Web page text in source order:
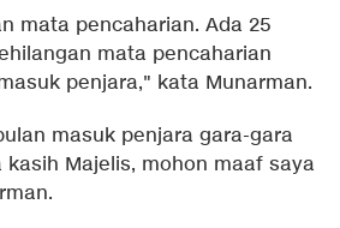
mata pencaharian. Ada 25
mata pencaharian
penjara," kata Munarman.
masuk penjara gara-gara
kasih Majelis, mohon maaf saya